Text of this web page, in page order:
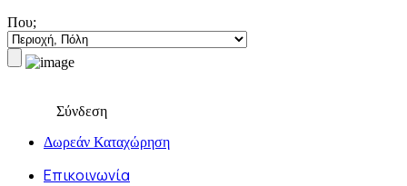
Που;
Σύνδεση
Δωρεάν Καταχώρηση
Επικοινωνία